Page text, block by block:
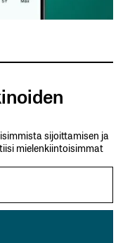
sijoittamisen ja
mielenkiintoisimmat